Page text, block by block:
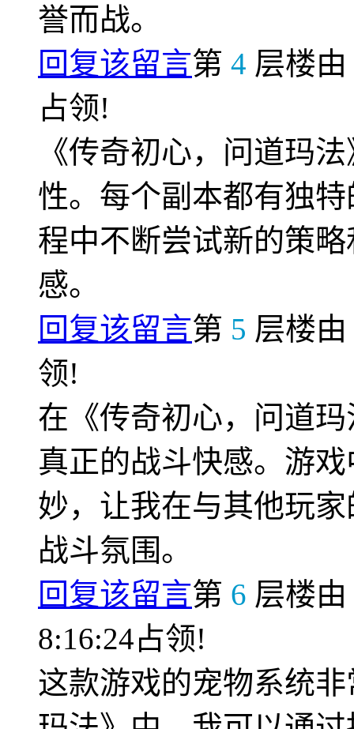
誉而战。
回复该留言第 4 层楼由
占领!
《传奇初心，问道玛
性。每个副本都有独
程中不断尝试新的策
感。
回复该留言第 5 层楼由
领!
在《传奇初心，问道
真正的战斗快感。游
妙，让我在与其他玩
战斗氛围。
回复该留言第 6 层楼由
8:16:24占领!
这款游戏的宠物系统